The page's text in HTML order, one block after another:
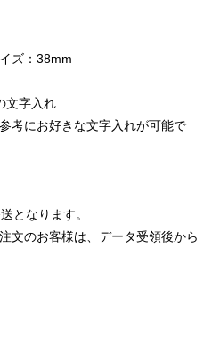
ズ：38mm
文字入れ
考にお好きな文字入れが可能で
となります。
文のお客様は、データ受領後から